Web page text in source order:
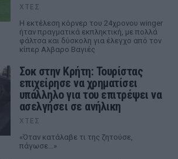
ΧΤΕΣ
Η εκτέλεση κόρνερ του 24χρονου winger
ήταν πραγματικά εκπληκτική, με πολλά
φάλτσα και δύσκολη για έλεγχο από τον
κίπερ Αλβαρο Βαγιές
Σοκ στην Κρήτη: Τουρίστας
επιχείρησε να χρηματίσει
υπάλληλο για του επιτρέψει να
ασελγήσει σε ανήλικη
ΧΤΕΣ
«Όταν κατάλαβε τι της ζητούσε,
πάγωσε...»